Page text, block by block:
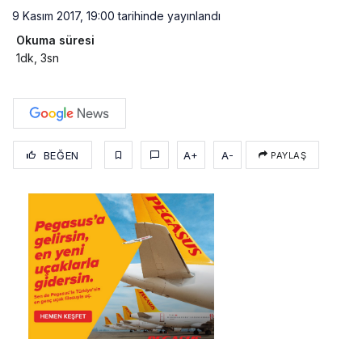
9 Kasım 2017, 19:00 tarihinde yayınlandı
Okuma süresi
1dk, 3sn
BEĞEN A+ A- PAYLAŞ